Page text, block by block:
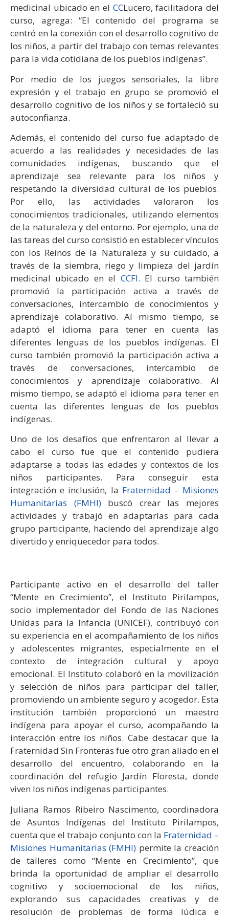
medicinal ubicado en el CCLucero, facilitadora del
curso, agrega: “El contenido del programa se
centró en la conexión con el desarrollo cognitivo de
los niños, a partir del trabajo con temas relevantes
para la vida cotidiana de los pueblos indígenas”.
Por medio de los juegos sensoriales, la libre
expresión y el trabajo en grupo se promovió el
desarrollo cognitivo de los niños y se fortaleció su
autoconfianza.
Además, el contenido del curso fue adaptado de
acuerdo a las realidades y necesidades de las
comunidades indígenas, buscando que el
aprendizaje sea relevante para los niños y
respetando la diversidad cultural de los pueblos.
Por ello, las actividades valoraron los
conocimientos tradicionales, utilizando elementos
de la naturaleza y del entorno. Por ejemplo, una de
las tareas del curso consistió en establecer vínculos
con los Reinos de la Naturaleza y su cuidado, a
través de la siembra, riego y limpieza del jardín
medicinal ubicado en el CCFI. El curso también
promovió la participación activa a través de
conversaciones, intercambio de conocimientos y
aprendizaje colaborativo. Al mismo tiempo, se
adaptó el idioma para tener en cuenta las
diferentes lenguas de los pueblos indígenas. El
curso también promovió la participación activa a
través de conversaciones, intercambio de
conocimientos y aprendizaje colaborativo. Al
mismo tiempo, se adaptó el idioma para tener en
cuenta las diferentes lenguas de los pueblos
indígenas.
Uno de los desafíos que enfrentaron al llevar a
cabo el curso fue que el contenido pudiera
adaptarse a todas las edades y contextos de los
niños participantes. Para conseguir esta
integración e inclusión, la Fraternidad – Misiones
Humanitarias (FMHI)buscó crear las mejores
actividades y trabajó en adaptarlas para cada
grupo participante, haciendo del aprendizaje algo
divertido y enriquecedor para todos.
Participante activo en el desarrollo del taller
“Mente en Crecimiento”, el Instituto Pirilampos,
socio implementador del Fondo de las Naciones
Unidas para la Infancia (UNICEF), contribuyó con
su experiencia en el acompañamiento de los niños
y adolescentes migrantes, especialmente en el
contexto de integración cultural y apoyo
emocional. El Instituto colaboró en la movilización
y selección de niños para participar del taller,
promoviendo un ambiente seguro y acogedor. Esta
institución también proporcionó un maestro
indígena para apoyar el curso, acompañando la
interacción entre los niños. Cabe destacar que la
Fraternidad Sin Fronteras fue otro gran aliado en el
desarrollo del encuentro, colaborando en la
coordinación del refugio Jardín Floresta, donde
viven los niños indígenas participantes.
Juliana Ramos Ribeiro Nascimento, coordinadora
de Asuntos Indígenas del Instituto Pirilampos,
cuenta que el trabajo conjunto con la Fraternidad –
Misiones Humanitarias (FMHI) permite la creación
de talleres como “Mente en Crecimiento”, que
brinda la oportunidad de ampliar el desarrollo
cognitivo y socioemocional de los niños,
explorando sus capacidades creativas y de
resolución de problemas de forma lúdica e